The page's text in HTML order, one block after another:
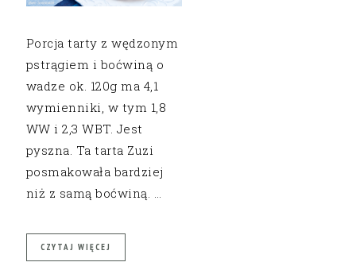
Porcja tarty z wędzonym
pstrągiem i boćwiną o
wadze ok. 120g ma 4,1
wymienniki, w tym 1,8
WW i 2,3 WBT. Jest
pyszna. Ta tarta Zuzi
posmakowała bardziej
niż z samą boćwiną. …
CZYTAJ WIĘCEJ